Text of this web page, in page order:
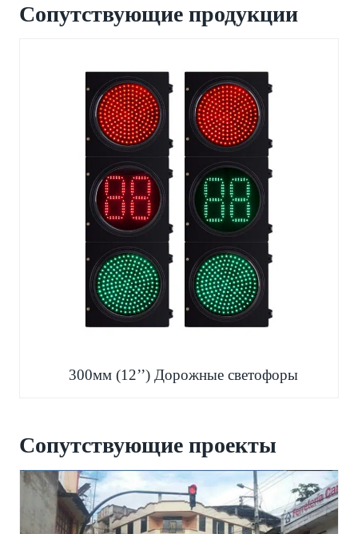
Сопутствующие продукции
300мм (12’’) Дорожные светофоры
Сопутствующие проекты